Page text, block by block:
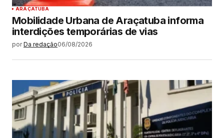
ARAÇATUBA
Mobilidade Urbana de Araçatuba informa
interdições temporárias de vias
por Da redação06/08/2026